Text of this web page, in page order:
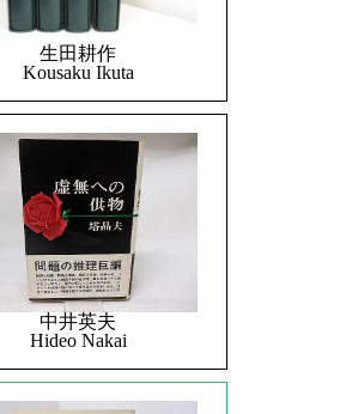
生田耕作
Kousaku Ikuta
中井英夫
Hideo Nakai